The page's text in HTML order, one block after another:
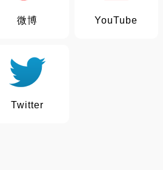
微博 YouTube
Twitter